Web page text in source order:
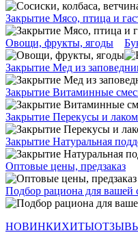
Закрытие Мясо, птица и
Овощи, фрукты, ягоды
Закрытие Мед из
Закрытие Витаминные
Закрытие Перекусы и
Закрытие Натуральная
Оптовые цены, предзаказ
Подбор рациона для вашей
НОВИНКИХИТЫ